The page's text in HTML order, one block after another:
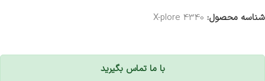
شناسه محصول: X-plore 4340
با ما تماس بگیرید